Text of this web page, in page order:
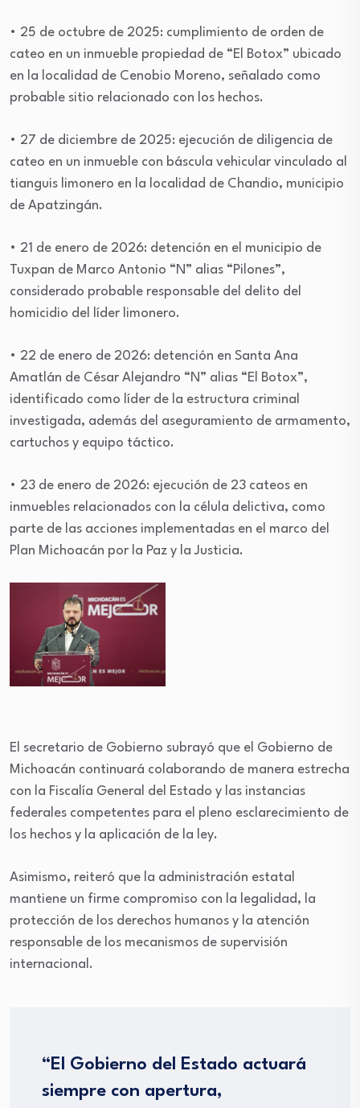
• 25 de octubre de 2025: cumplimiento de orden de
cateo en un inmueble propiedad de “El Botox” ubicado
en la localidad de Cenobio Moreno, señalado como
probable sitio relacionado con los hechos.
• 27 de diciembre de 2025: ejecución de diligencia de
cateo en un inmueble con báscula vehicular vinculado al
tianguis limonero en la localidad de Chandio, municipio
de Apatzingán.
• 21 de enero de 2026: detención en el municipio de
Tuxpan de Marco Antonio “N” alias “Pilones”,
considerado probable responsable del delito del
homicidio del líder limonero.
• 22 de enero de 2026: detención en Santa Ana
Amatlán de César Alejandro “N” alias “El Botox”,
identificado como líder de la estructura criminal
investigada, además del aseguramiento de armamento,
cartuchos y equipo táctico.
• 23 de enero de 2026: ejecución de 23 cateos en
inmuebles relacionados con la célula delictiva, como
parte de las acciones implementadas en el marco del
Plan Michoacán por la Paz y la Justicia.
El secretario de Gobierno subrayó que el Gobierno de
Michoacán continuará colaborando de manera estrecha
con la Fiscalía General del Estado y las instancias
federales competentes para el pleno esclarecimiento de
los hechos y la aplicación de la ley.
Asimismo, reiteró que la administración estatal
mantiene un firme compromiso con la legalidad, la
protección de los derechos humanos y la atención
responsable de los mecanismos de supervisión
internacional.
“El Gobierno del Estado actuará
siempre con apertura,